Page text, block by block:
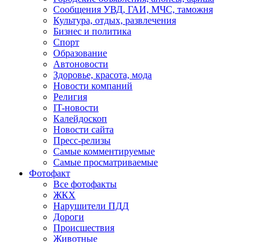
Сообщения УВД, ГАИ, МЧС, таможня
Культура, отдых, развлечения
Бизнес и политика
Спорт
Образование
Автоновости
Здоровье, красота, мода
Новости компаний
Религия
IT-новости
Калейдоскоп
Новости сайта
Пресс-релизы
Самые комментируемые
Самые просматриваемые
Фотофакт
Все фотофакты
ЖКХ
Нарушители ПДД
Дороги
Происшествия
Животные